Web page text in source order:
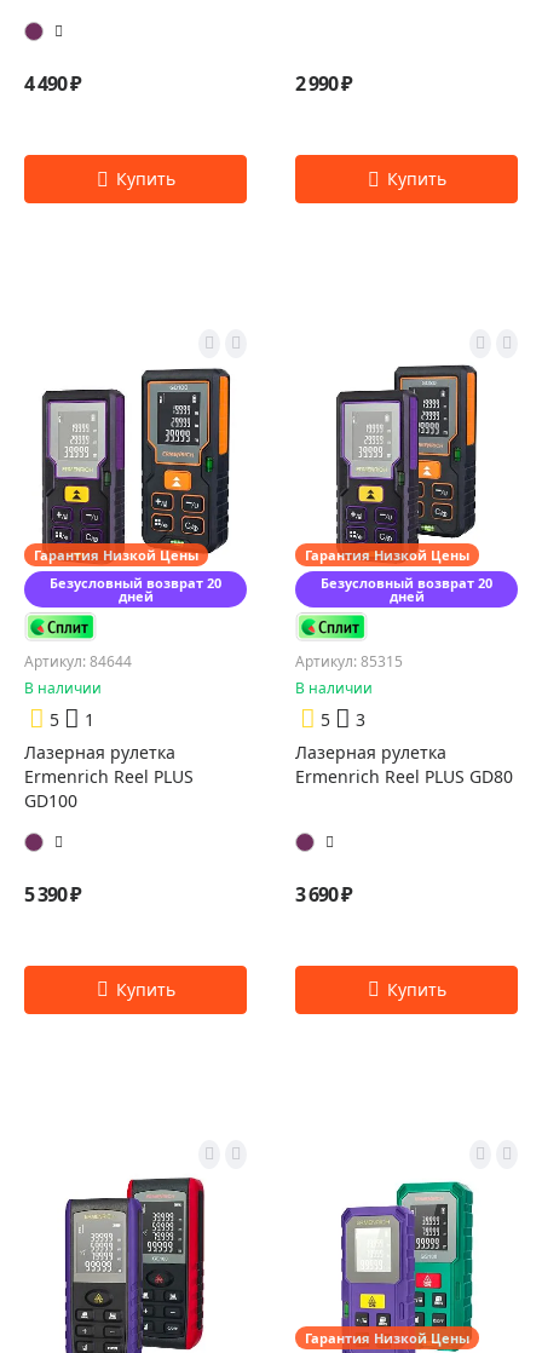
4 490 ₽ 2 990 ₽
Гарантия Низкой Цены
Безусловный возврат 20
дней
Артикул: 84644
В наличии
5
1
Лазерная рулетка
Ermenrich Reel PLUS
GD100
5 390 ₽
Гарантия Низкой Цены
Безусловный возврат 20
дней
Артикул: 85315
В наличии
5
3
Лазерная рулетка
Ermenrich Reel PLUS GD80
3 690 ₽
Гарантия Низкой Цены